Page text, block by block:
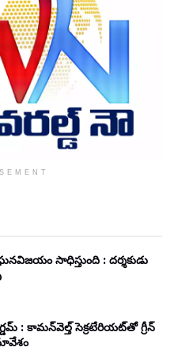
సాధిస్తుంది : దర్శకుడు
: కామన్‌వెల్త్ సెక్రటేరియట్‌తో గ్రీన్